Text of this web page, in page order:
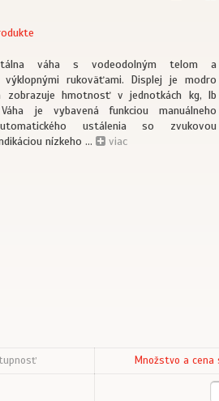
váha s vodeodolným telom a
výklopnými rukoväťami. Displej je modro
zobrazuje hmotnosť v jednotkách kg, lb
je vybavená funkciou manuálneho
ustálenia so zvukovou
nízkeho ...
viac
Množstvo a cena